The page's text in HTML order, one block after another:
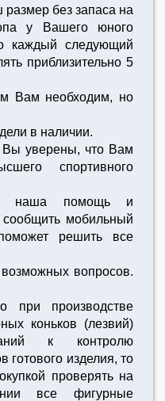
без запаса на
у Вашего юного
каждый следующий
приблизительно 5
Вам необходим, но
в наличии.
уверены, что Вам
спортивного
наша помощь и
мобильный
решить все
вопросов.
при производстве
коньков (лезвий)
к контролю
готового изделия, то
проверять на
все фигурные